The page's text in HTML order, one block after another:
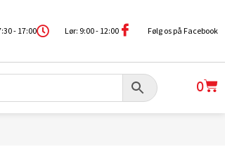
- 17:00 Lør: 9:00 - 12:00 Følg os på Facebook
0